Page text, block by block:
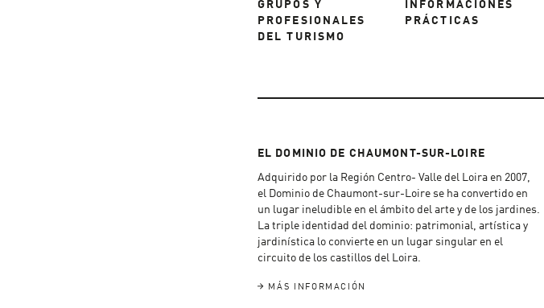
GRUPOS Y
PROFESIONALES
DEL TURISMO
INFORMACIONES
PRÁCTICAS
EL DOMINIO DE CHAUMONT-SUR-LOIRE
Adquirido por la Región Centro- Valle del Loira en 2007,
el Dominio de Chaumont-sur-Loire se ha convertido en
un lugar ineludible en el ámbito del arte y de los jardines.
La triple identidad del dominio: patrimonial, artística y
jardinística lo convierte en un lugar singular en el
circuito de los castillos del Loira.
MÁS INFORMACIÓN